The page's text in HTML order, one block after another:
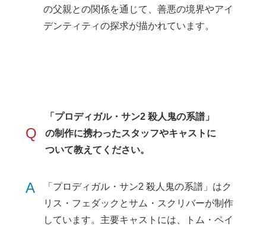
の父親との関係を通じて、善悪の境界やアイ
デンティティの探求が描かれています。
Q
「プロディガル・サン2 殺人鬼の系譜」
の制作に携わったスタッフやキャストに
ついて教えてください。
A
「プロディガル・サン2 殺人鬼の系譜」はク
リス・フェダックとサム・スクリバーが制作
しています。主要キャストには、トム・ペイ